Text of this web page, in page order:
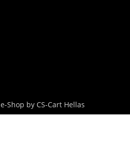
e-Shop by CS-Cart Hellas